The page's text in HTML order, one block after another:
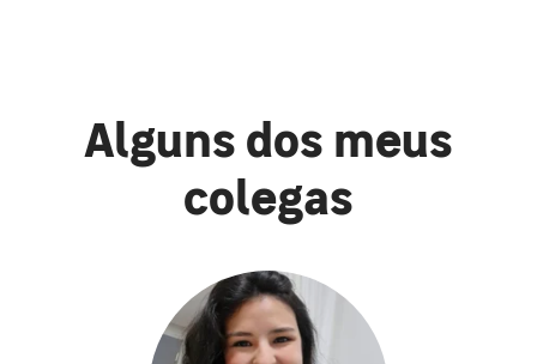
Alguns dos meus
colegas